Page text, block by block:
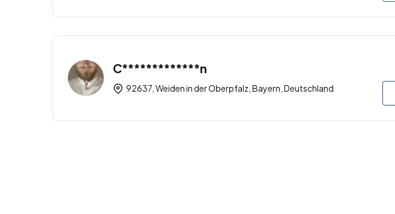
C*************n
92637, Weiden in der Oberpfalz, Bayern, Deutschland